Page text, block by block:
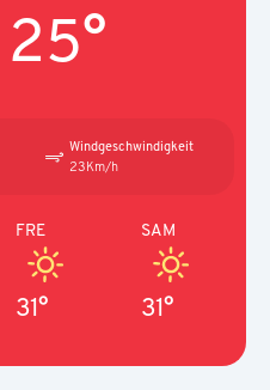
25°
Windgeschwindigkeit
23Km/h
FRE
31°
SAM
31°